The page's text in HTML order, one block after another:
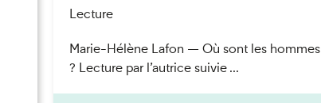
Lecture
Marie-Hélène Lafon — Où sont les hommes
? Lecture par l’autrice suivie ...